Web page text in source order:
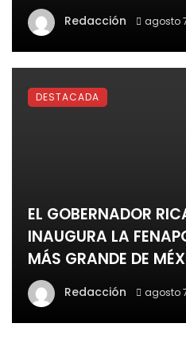
Redacción agosto
EL GOBERNADOR
INAUGURA LA
MÁS GRANDE DE
Redacción agosto
DESTACADA